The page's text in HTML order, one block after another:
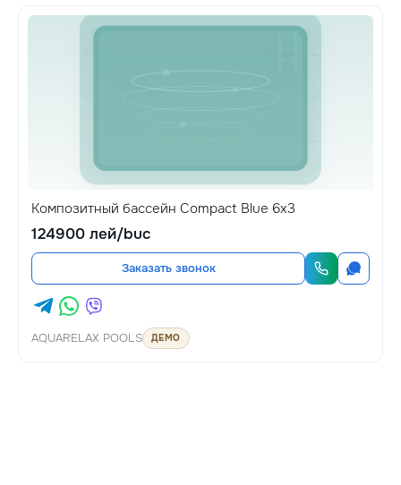
Композитный бассейн Compact Blue 6x3
124900 лей/buc
Заказать звонок
AQUARELAX POOLS ДЕМО